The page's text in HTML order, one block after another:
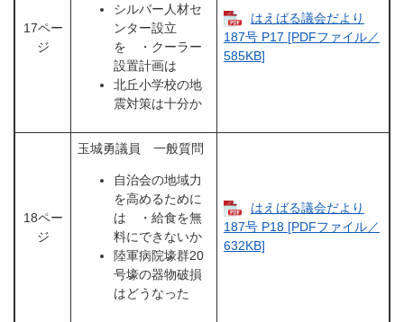
17ペー
ジ
シルバー人材セ
ンター設立
を ・クーラー
設置計画は
北丘小学校の地
震対策は十分か
はえばる議会だより
187号 P17 [PDFファイル／
585KB]
18ペー
ジ
玉城勇議員 一般質問
自治会の地域力
を高めるために
は ・給食を無
料にできないか
陸軍病院壕群20
号壕の器物破損
はどうなった
はえばる議会だより
187号 P18 [PDFファイル／
632KB]